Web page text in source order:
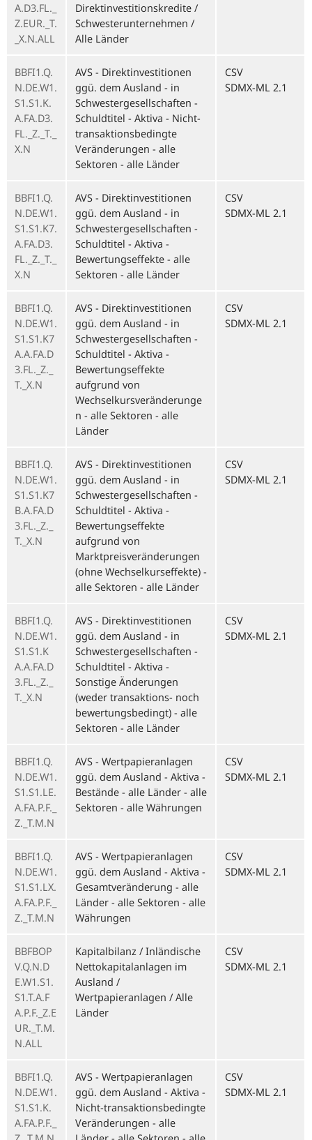
A.D3.FL._
Z.EUR._T.
_X.N.ALL
Direktinvestitionskredite /
Schwesterunternehmen /
Alle Länder
BBFI1.Q.
N.DE.W1.
S1.S1.K.
A.FA.D3.
FL._Z._T._
X.N
AVS - Direktinvestitionen
ggü. dem Ausland - in
Schwestergesellschaften -
Schuldtitel - Aktiva - Nicht-
transaktionsbedingte
Veränderungen - alle
Sektoren - alle Länder
CSV
SDMX-ML 2.1
BBFI1.Q.
N.DE.W1.
S1.S1.K7.
A.FA.D3.
FL._Z._T._
X.N
AVS - Direktinvestitionen
ggü. dem Ausland - in
Schwestergesellschaften -
Schuldtitel - Aktiva -
Bewertungseffekte - alle
Sektoren - alle Länder
CSV
SDMX-ML 2.1
BBFI1.Q.
N.DE.W1.
S1.S1.K7
A.A.FA.D
3.FL._Z._
T._X.N
AVS - Direktinvestitionen
ggü. dem Ausland - in
Schwestergesellschaften -
Schuldtitel - Aktiva -
Bewertungseffekte
aufgrund von
Wechselkursveränderunge
n - alle Sektoren - alle
Länder
CSV
SDMX-ML 2.1
BBFI1.Q.
N.DE.W1.
S1.S1.K7
B.A.FA.D
3.FL._Z._
T._X.N
AVS - Direktinvestitionen
ggü. dem Ausland - in
Schwestergesellschaften -
Schuldtitel - Aktiva -
Bewertungseffekte
aufgrund von
Marktpreisveränderungen
(ohne Wechselkurseffekte) -
alle Sektoren - alle Länder
CSV
SDMX-ML 2.1
BBFI1.Q.
N.DE.W1.
S1.S1.K
A.A.FA.D
3.FL._Z._
T._X.N
AVS - Direktinvestitionen
ggü. dem Ausland - in
Schwestergesellschaften -
Schuldtitel - Aktiva -
Sonstige Änderungen
(weder transaktions- noch
bewertungsbedingt) - alle
Sektoren - alle Länder
CSV
SDMX-ML 2.1
BBFI1.Q.
N.DE.W1.
S1.S1.LE.
A.FA.P.F._
Z._T.M.N
AVS - Wertpapieranlagen
ggü. dem Ausland - Aktiva -
Bestände - alle Länder - alle
Sektoren - alle Währungen
CSV
SDMX-ML 2.1
BBFI1.Q.
N.DE.W1.
S1.S1.LX.
A.FA.P.F._
Z._T.M.N
AVS - Wertpapieranlagen
ggü. dem Ausland - Aktiva -
Gesamtveränderung - alle
Länder - alle Sektoren - alle
Währungen
CSV
SDMX-ML 2.1
BBFBOP
V.Q.N.D
E.W1.S1.
S1.T.A.F
A.P.F._Z.E
UR._T.M.
N.ALL
Kapitalbilanz / Inländische
Nettokapitalanlagen im
Ausland /
Wertpapieranlagen / Alle
Länder
CSV
SDMX-ML 2.1
BBFI1.Q.
N.DE.W1.
S1.S1.K.
A.FA.P.F._
AVS - Wertpapieranlagen
ggü. dem Ausland - Aktiva -
Nicht-transaktionsbedingte
Veränderungen - alle
CSV
SDMX-ML 2.1